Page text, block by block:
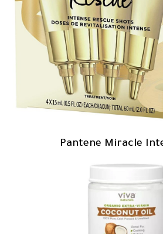
Pantene Miracle